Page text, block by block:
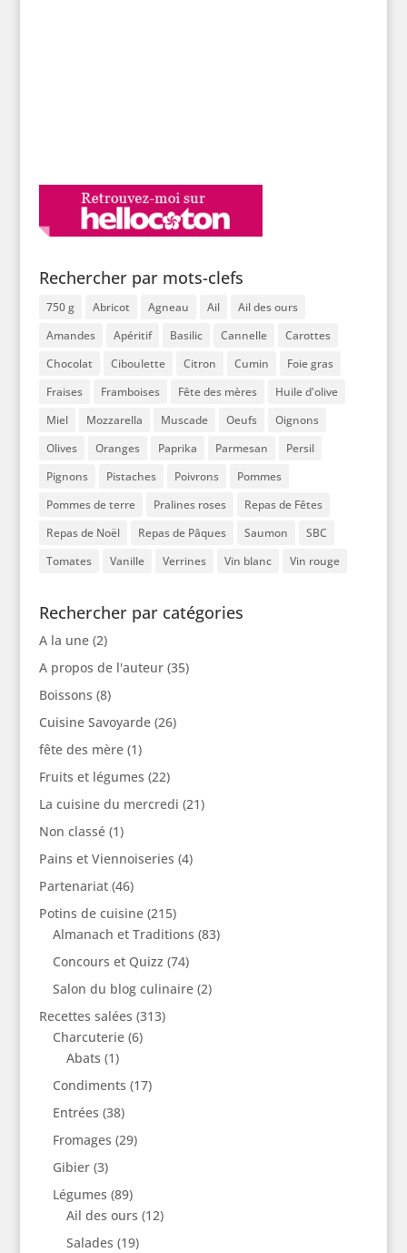
Rechercher par mots-clefs
750 g Abricot Agneau Ail
Ail des ours
Amandes
Apéritif Basilic Cannelle
Carottes
Chocolat
Ciboulette Citron Cumin
Foie gras
Fraises
Framboises Fête des mères
Huile d'olive
Miel
Mozzarella Muscade Oeufs
Oignons
Olives
Oranges Paprika Parmesan
Persil
Pignons
Pistaches Poivrons
Pommes
Pommes de terre
Pralines roses
Repas de Fêtes
Repas de Noël
Repas de Pâques Saumon
SBC
Tomates
Vanille Verrines Vin blanc Vin rouge
Rechercher par catégories
A la une(2)
A propos de l'auteur(35)
Boissons (8)
Cuisine Savoyarde(26)
fête des mère(1)
Fruits et légumes (22)
La cuisine du mercredi (21)
Non classé(1)
Pains et Viennoiseries (4)
Partenariat(46)
Potins de cuisine(215)
Almanach et Traditions (83)
Concours et Quizz (74)
Salon du blog culinaire(2)
Recettes salées (313)
Charcuterie(6)
Abats (1)
Condiments (17)
Entrées (38)
Fromages (29)
Gibier(3)
Légumes (89)
Ail des ours (12)
Salades (19)